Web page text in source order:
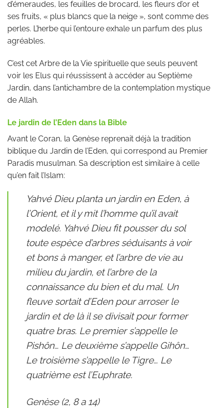
d’émeraudes, les feuilles de brocard, les fleurs d’or et
ses fruits, « plus blancs que la neige », sont comme des
perles. L’herbe qui l’entoure exhale un parfum des plus
agréables.
C’est cet Arbre de la Vie spirituelle que seuls peuvent
voir les Elus qui réussissent à accéder au Septième
Jardin, dans l’antichambre de la contemplation mystique
de Allah.
Le jardin de l’Eden dans la Bible
Avant le Coran, la Genèse reprenait déjà la tradition
biblique du Jardin de l’Eden, qui correspond au Premier
Paradis musulman. Sa description est similaire à celle
qu’en fait l’Islam:
Yahvé Dieu planta un jardin en Eden, à
l’Orient, et il y mit l’homme qu’il avait
modelé. Yahvé Dieu fit pousser du sol
toute espèce d’arbres séduisants à voir
et bons à manger, et l’arbre de vie au
milieu du jardin, et l’arbre de la
connaissance du bien et du mal. Un
fleuve sortait d’Eden pour arroser le
jardin et de là il se divisait pour former
quatre bras. Le premier s’appelle le
Pishôn… Le deuxième s’appelle Gihôn…
Le troisième s’appelle le Tigre… Le
quatrième est l’Euphrate.
Genèse (2, 8 a 14)